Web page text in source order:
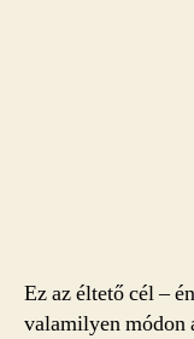
Ez az éltető cél –
valamilyen módon